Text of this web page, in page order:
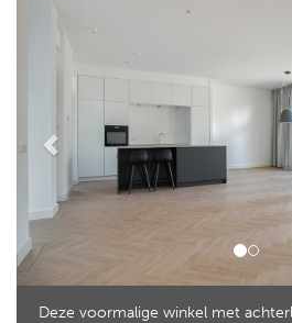
Deze voormalige winkel met